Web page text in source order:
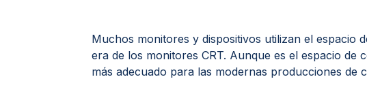
Muchos monitores y dispositivos utilizan el espacio
era de los monitores CRT. Aunque es el espacio de
más adecuado para las modernas producciones de